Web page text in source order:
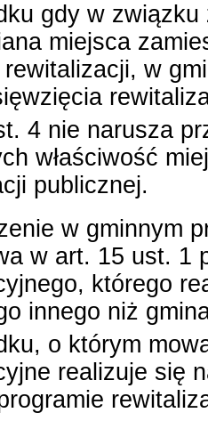
gdy w
miejsca
w
4 nie narusza
właściwość
publicznej.
w gminnym
w art. 15 ust. 1
którego
innego niż
o którym
realizuje się